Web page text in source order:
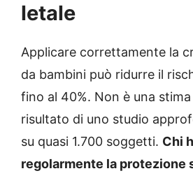
letale
Applicare correttamente la
da bambini può ridurre il
fino al 40%. Non è una
risultato di uno studio
su quasi 1.700 soggetti. Chi
regolarmente la protezione